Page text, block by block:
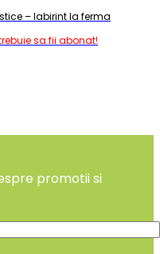
– labirint la ferma
sa fii abonat!
promotii si